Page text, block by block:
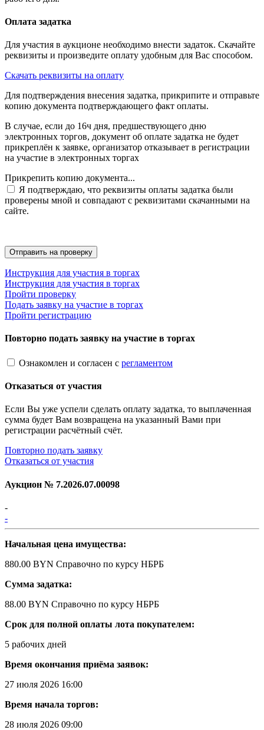
Оплата задатка
Для участия в аукционе необходимо внести задаток. Скачайте
реквизиты и произведите оплату удобным для Вас способом.
Скачать реквизиты на оплату
Для подтверждения внесения задатка, прикрипите и отправьте
копию документа подтверждающего факт оплаты.
В случае, если до 16ч дня, предшествующего дню
электронных торгов, документ об оплате задатка не будет
прикреплён к заявке, организатор отказывает в регистрации
на участие в электронных торгах
Прикрепить копию документа...
Я подтверждаю, что реквизиты оплаты задатка были
проверены мной и совпадают с реквизитами скачанными на
сайте.
Инструкция для участия в торгах
Инструкция для участия в торгах
Пройти проверку
Подать заявку на участие в торгах
Пройти регистрацию
Повторно подать заявку на участие в торгах
Ознакомлен и согласен с регламентом
Отказаться от участия
Если Вы уже успели сделать оплату задатка, то выплаченная
сумма будет Вам возвращена на указанный Вами при
регистрации расчётный счёт.
Повторно подать заявку
Отказаться от участия
Аукцион № 7.2026.07.00098
-
-
Начальная цена имущества:
880.00 BYN Справочно по курсу НБРБ
Сумма задатка:
88.00 BYN Справочно по курсу НБРБ
Срок для полной оплаты лота покупателем:
5 рабочих дней
Время окончания приёма заявок:
27 июля 2026 16:00
Время начала торгов:
28 июля 2026 09:00